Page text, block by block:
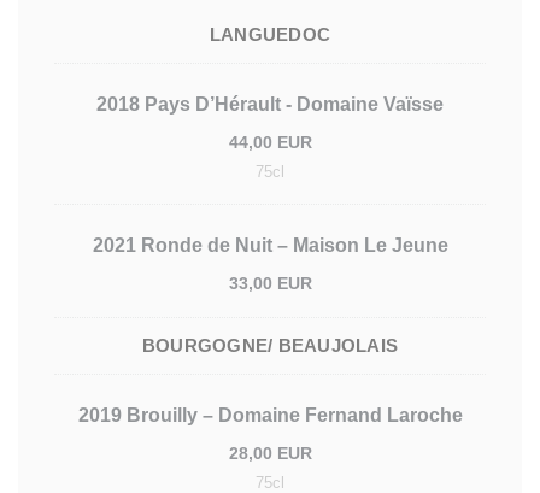
LANGUEDOC
2018 Pays D’Hérault - Domaine Vaïsse
44,00 EUR
75cl
2021 Ronde de Nuit – Maison Le Jeune
33,00 EUR
BOURGOGNE/ BEAUJOLAIS
2019 Brouilly – Domaine Fernand Laroche
28,00 EUR
75cl